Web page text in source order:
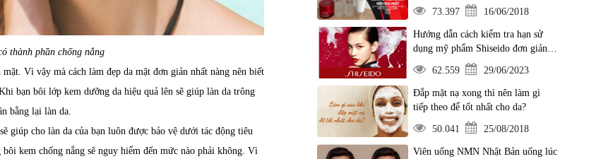
thành phần chống nắng
Vì vậy mà cách làm đẹp da mặt đơn giản nhất nàng nên biết
bạn bôi lớp kem dưỡng da hiệu quả lên sẽ giúp làn da trông
bằng lại làn da.
giúp cho làn da của bạn luôn được bảo vệ dưới tác động tiêu
kem chống nắng sẽ nguy hiểm đến mức nào phải không. Vì
73.397 16/06/2018
Hướng dẫn cách kiểm tra hạn sử
dụng mỹ phẩm Shiseido đơn giản
nhất
62.559 29/06/2023
Đắp mặt nạ xong thì nên làm gì
tiếp theo để tốt nhất cho da?
50.041 25/08/2018
Viên uống NMN Nhật Bản uống lúc